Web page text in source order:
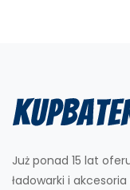
Już ponad 15 lat
ładowarki i